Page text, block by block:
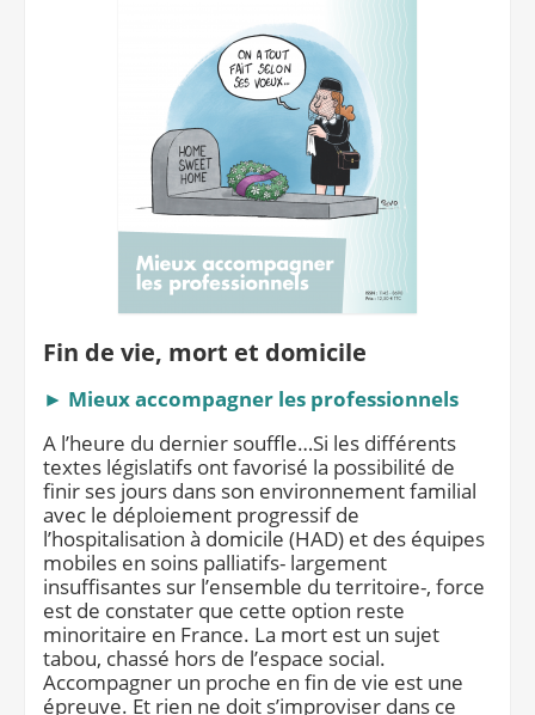
Fin de vie, mort et domicile
► Mieux accompagner les professionnels
A l’heure du dernier souffle…Si les différents
textes législatifs ont favorisé la possibilité de
finir ses jours dans son environnement familial
avec le déploiement progressif de
l’hospitalisation à domicile (HAD) et des équipes
mobiles en soins palliatifs- largement
insuffisantes sur l’ensemble du territoire-, force
est de constater que cette option reste
minoritaire en France. La mort est un sujet
tabou, chassé hors de l’espace social.
Accompagner un proche en fin de vie est une
épreuve. Et rien ne doit s’improviser dans ce